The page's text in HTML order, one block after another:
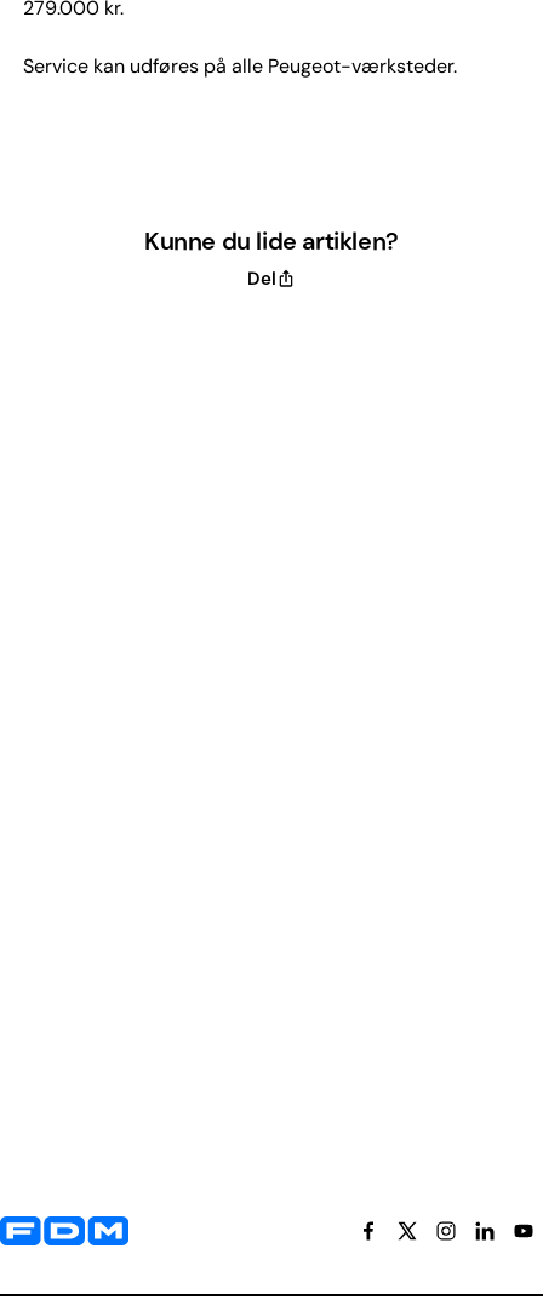
279.000 kr.
Service kan udføres på alle Peugeot-værksteder.
Kunne du lide artiklen?
Del
Yderligere information og kontaktoplysninger